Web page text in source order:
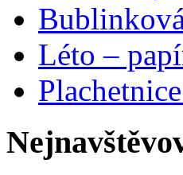
Léto –